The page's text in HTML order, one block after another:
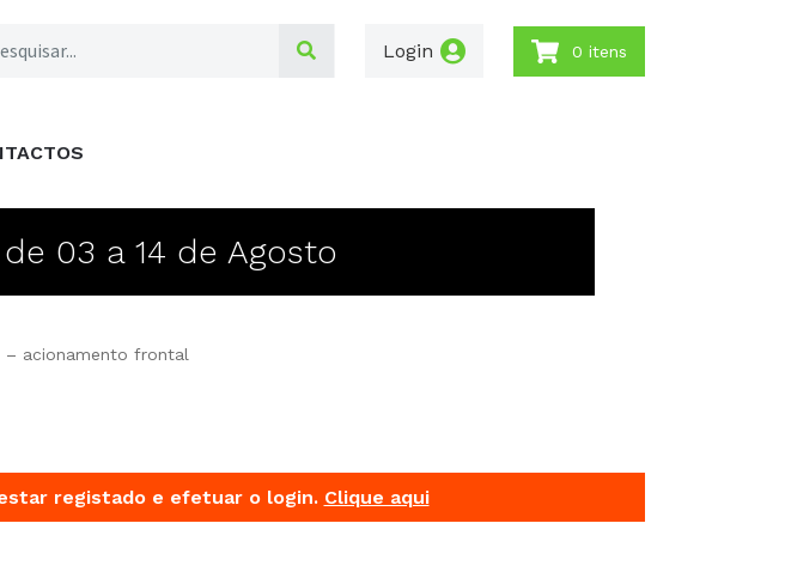
Login 0 itens
03 a 14 de Agosto
– acionamento frontal
registado e efetuar o login. Clique aqui